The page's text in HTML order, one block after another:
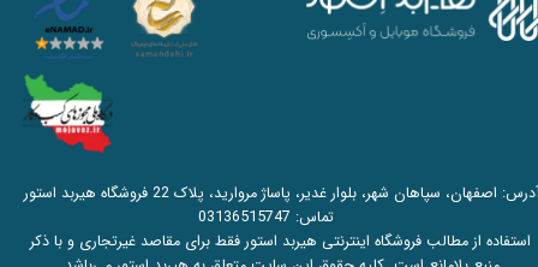
آدرس: اصفهان، سپاهان شهر، بلوار غدیر، پاساژ مروارید، پلاک 22 فروشگاه هیربد استور
تماس: 03136515747
استفاده از مطالب فروشگاه اینترنتی هیربد استور فقط برای مقاصد غیرتجاری و با ذکر